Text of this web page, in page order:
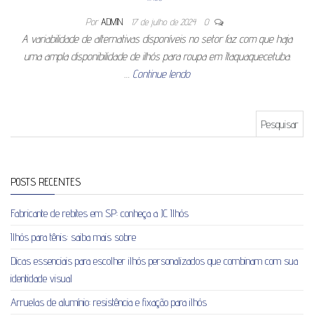
Por ADMIN 17 de julho de 2024 0
A variabilidade de alternativas disponíveis no setor faz com que haja
uma ampla disponibilidade de ilhós para roupa em Itaquaquecetuba.
… Continue lendo
POSTS RECENTES
Fabricante de rebites em SP: conheça a JC Ilhós
Ilhós para tênis: saiba mais sobre
Dicas essenciais para escolher ilhós personalizados que combinam com sua
identidade visual
Arruelas de alumínio: resistência e fixação para ilhós